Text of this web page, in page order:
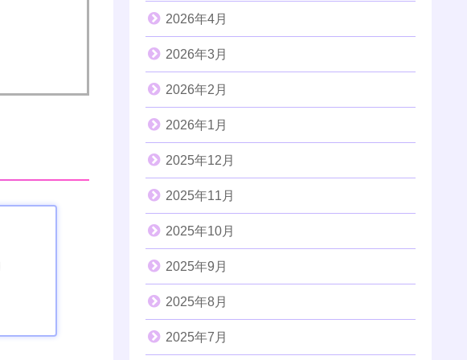
2026年4月
2026年3月
2026年2月
2026年1月
2025年12月
2025年11月
2025年10月
2025年9月
2025年8月
2025年7月